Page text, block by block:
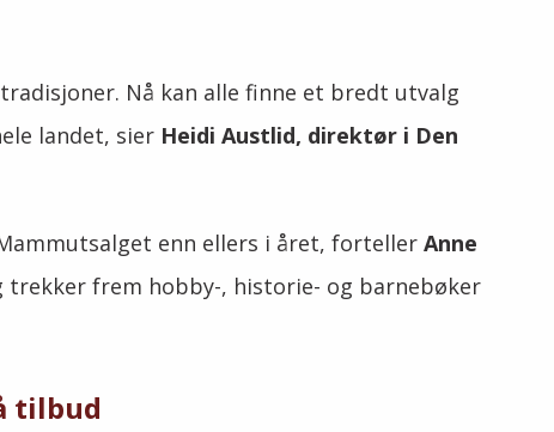
Nå kan alle finne et bredt utvalg
landet, sier Heidi Austlid, direktør i Den
enn ellers i året, forteller Anne
trekker frem hobby-, historie- og barnebøker
tilbud